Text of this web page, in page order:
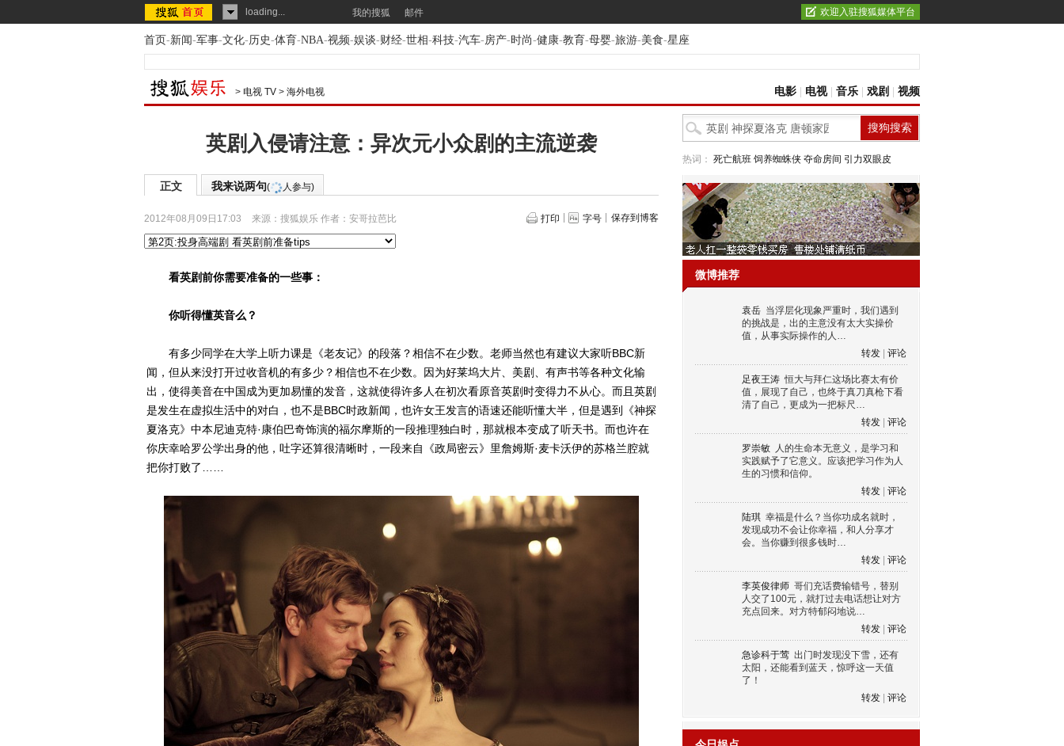
loading... 我的搜狐 邮件 欢迎入驻搜狐媒体平台
首页-新闻-军事-文化-历史-体育-NBA-视频-娱谈-财经-世相-科技-汽车-房产-时尚-健康-教育-母婴-旅游-美食-星座
> 电视 TV > 海外电视 电影 电视| 音乐 戏剧 视频
英剧入侵请注意：异次元小众剧的主流逆袭
正文 我来说两句( 人参与)
2012年08月09日17:03 来源： 搜狐娱乐 作者：安哥拉芭比 打印 字号 保存到博客
看英剧前你需要准备的一些事：
你听得懂英音么？
有多少同学在大学上听力课是《老友记》的段落？相信不在少数。老师当然也有建议大家听BBC新
闻，但从来没打开过收音机的有多少？相信也不在少数。因为好莱坞大片、美剧、有声书等各种文化输
出，使得美音在中国成为更加易懂的发音，这就使得许多人在初次看原音英剧时变得力不从心。而且英剧
是发生在虚拟生活中的对白，也不是BBC时政新闻，也许女王发言的语速还能听懂大半，但是遇到《神探
夏洛克》中本尼迪克特·康伯巴奇饰演的福尔摩斯的一段推理独白时，那就根本变成了听天书。而也许在
你庆幸哈罗公学出身的他，吐字还算很清晰时，一段来自《政局密云》里詹姆斯·麦卡沃伊的苏格兰腔就
把你打败了……
热词： 死亡航班 饲养蜘蛛侠 夺命房间 引力双眼皮
微博推荐
袁岳 当浮层化现象严重时，我们遇到
的挑战是，出的主意没有太大实操价
值，从事实际操作的人…
转发
评论
足夜王涛 恒大与拜仁这场比赛太有价
值，展现了自己，也终于真刀真枪下看
清了自己，更成为一把标尺…
转发
评论
罗崇敏 人的生命本无意义，是学习和
实践赋予了它意义。应该把学习作为人
生的习惯和信仰。
转发
评论
陆琪 幸福是什么？当你功成名就时，
发现成功不会让你幸福，和人分享才
会。当你赚到很多钱时…
转发
评论
李英俊律师 哥们充话费输错号，替别
人交了100元，就打过去电话想让对方
充点回来。对方特郁闷地说…
转发
评论
急诊科于莺 出门时发现没下雪，还有
太阳，还能看到蓝天，惊呼这一天值
了！
转发
评论